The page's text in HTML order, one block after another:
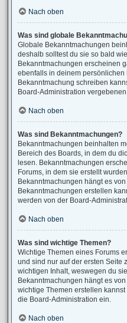
Nach oben
Was sind globale
Globale Bekanntmachungen
deshalb solltest du sie so bald
Bekanntmachungen erscheinen
ebenfalls in deinem
Bekanntmachung schreiben
Board-Administration
Nach oben
Was sind Bekanntmachungen?
Bekanntmachungen beinhalten
Bereich des Boards, in dem du
lesen. Bekanntmachungen
Forums, in dem sie erstellt
Bekanntmachungen hängt es
Bekanntmachungen erstellen
werden von der Board-
Nach oben
Was sind wichtige Themen?
Wichtige Themen eines Forums
und sind nur auf der ersten Seite
wichtigen Inhalt, weswegen du
Bekanntmachungen hängt es
wichtige Themen erstellen
die Board-Administration ein.
Nach oben